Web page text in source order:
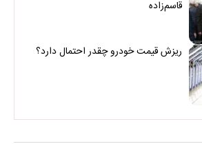
قاسم‌زاده
ریزش قیمت خودرو چقدر احتمال دارد؟